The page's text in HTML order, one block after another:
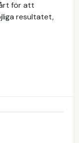
för att
resultatet,